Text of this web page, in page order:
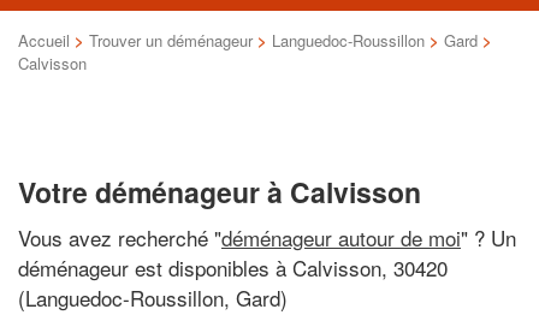
Accueil > Trouver un déménageur > Languedoc-Roussillon > Gard >
Calvisson
Votre déménageur à Calvisson
Vous avez recherché "déménageur autour de moi" ? Un
déménageur est disponibles à Calvisson, 30420
(Languedoc-Roussillon, Gard)